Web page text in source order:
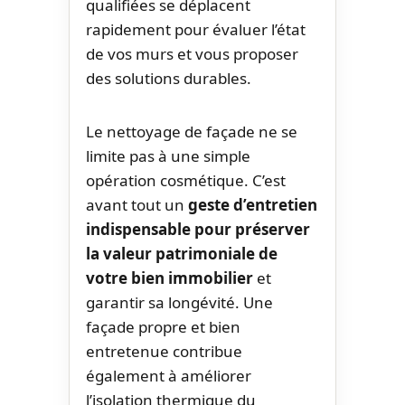
qualifiées se déplacent
rapidement pour évaluer l’état
de vos murs et vous proposer
des solutions durables.
Le nettoyage de façade ne se
limite pas à une simple
opération cosmétique. C’est
avant tout un geste d’entretien
indispensable pour préserver
la valeur patrimoniale de
votre bien immobilier et
garantir sa longévité. Une
façade propre et bien
entretenue contribue
également à améliorer
l’isolation thermique du